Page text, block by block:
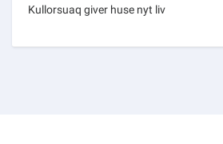
Kullorsuaq giver huse nyt liv